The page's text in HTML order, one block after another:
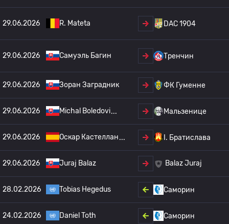
29.06.2026 R. Mateta DAC 1904
29.06.2026 Самуэль Багин Тренчин
29.06.2026 Зоран Заградник ФК Гуменне
29.06.2026 Michal Boledovi Мальзенице
29.06.2026 Оскар Кастеллан I. Братислава
29.06.2026 Juraj Balaz Balaz Juraj
28.02.2026 Tobias Hegedus Саморин
24.02.2026 Daniel Toth Саморин